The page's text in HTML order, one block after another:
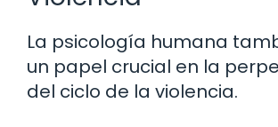
La psicología humana
un papel crucial en la
del ciclo de la violencia.